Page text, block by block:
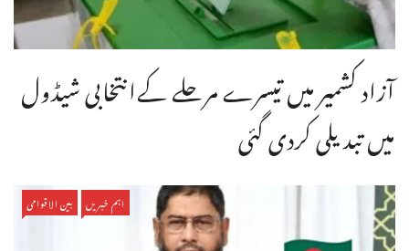
آزاد کشمیر میں تیسرے مرحلے کےانتخابی شیڈول
میں تبدیلی کردی گئی
اہم خبریں بین الاقوامی